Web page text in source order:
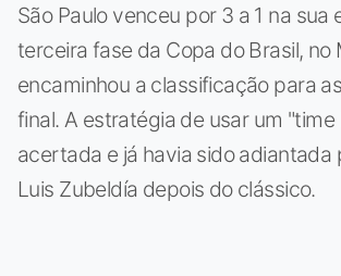
São Paulo venceu por 3 a 1 na sua
terceira fase da Copa do Brasil, no
encaminhou a classificação para
final. A estratégia de usar um "time
acertada e já havia sido adiantada
Luis Zubeldía depois do clássico.